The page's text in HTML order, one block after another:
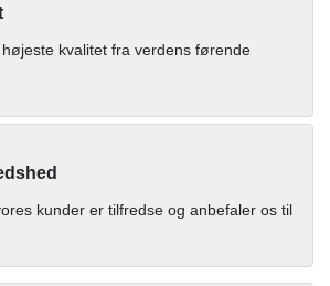
kvalitet fra verdens førende
kunder er tilfredse og anbefaler os til